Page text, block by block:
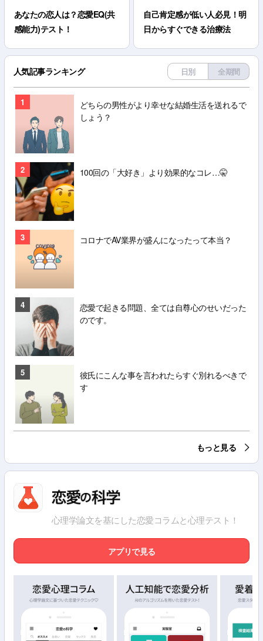
あなたの恋人は？恋愛EQ(共
感能力)テスト！
自己肯定感が低い人必見！明
日からすぐできる治療法
人気記事ランキング 日別 全期間
1
どちらの男性がより幸せな結婚生活を送れるで
しょう？
2 100回の「大好き」より効果的なコレ…🤫
3 コロナでAV業界が盛んになったって本当？
4
恋愛で起きる問題、全ては自尊心のせいだった
のです。
5
彼氏にこんな事を言われたらすぐ別れるべきで
す
もっと見る
心理学論文を基にした恋愛コラムと心理テスト！
アプリで見る